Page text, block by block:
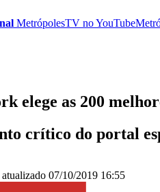
MetrópolesTV noYouTube
elege as 200
crítico do portal
atualizado 07/10/2019 16:55